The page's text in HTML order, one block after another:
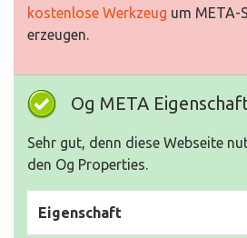
kostenlose Werkzeug um META-
erzeugen.
Og META
Sehr gut, denn diese Webseite
den Og Properties.
Eigenschaft